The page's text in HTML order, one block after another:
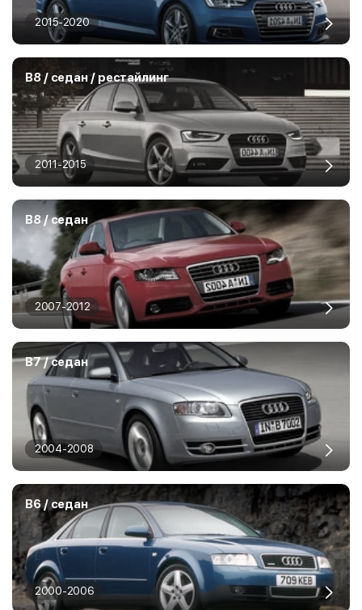
2015-2020
B8 / седан / рестайлинг
2011-2015
B8 / седан
2007-2012
B7 / седан
2004-2008
B6 / седан
2000-2006